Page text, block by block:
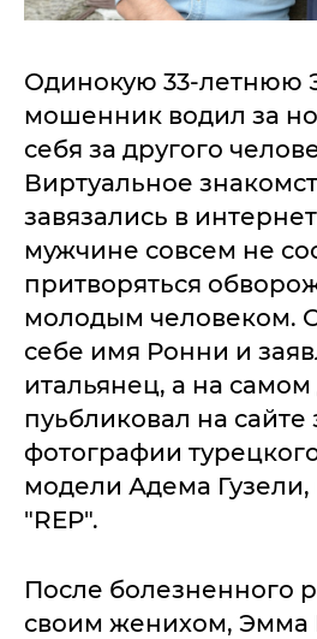
Одинокую 33-летнюю
мошенник водил за
себя за другого
Виртуальное
завязались в
мужчине совсем не
притворяться
молодым человеком.
себе имя Ронни и
итальянец, а на самом
пуьбликовал на сайте
фотографии
модели Адема Гузели,
"REP".
После болезненного
своим женихом, Эмма